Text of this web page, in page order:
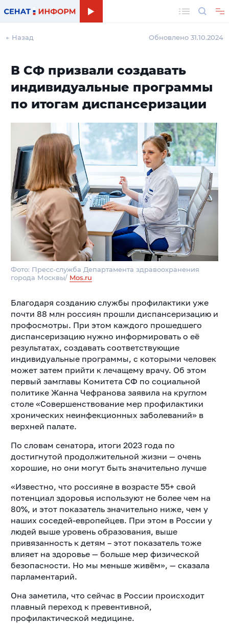
← Назад Обновлено 31.10.2024
В СФ призвали создавать
индивидуальные программы
по итогам диспансеризации
Фото: Пресс-служба Департамента здравоохранения
города Москвы/ Mos.ru
Благодаря созданию службы профилактики уже
почти 88 млн россиян прошли диспансеризацию и
профосмотры. При этом каждого прошедшего
диспансеризацию нужно информировать о её
результатах, создавать соответствующие
индивидуальные программы, с которыми человек
может затем прийти к лечащему врачу. Об этом
первый замглавы Комитета СФ по социальной
политике Жанна Чефранова заявила на круглом
столе «Совершенствование мер профилактики
хронических неинфекционных заболеваний» в
верхней палате.
По словам сенатора, итоги 2023 года по
достигнутой продолжительной жизни — очень
хорошие, но они могут быть значительно лучше
«Известно, что россияне в возрасте 55+ свой
потенциал здоровья используют не более чем на
80%, и этот показатель значительно ниже, чем у
наших соседей-европейцев. При этом в России у
людей выше уровень образования, выше
привязанность к детям – этот показатель тоже
влияет на здоровье — больше мер физической
безопасности. Но мы меньше живём», — сказала
парламентарий.
Она заметила, что сейчас в России происходит
плавный переход к превентивной,
профилактической медицине.